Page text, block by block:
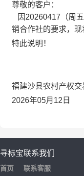
尊敬的客户 ：
因20260417（周
销合作社的要求，
特此说明！
福建沙县农村产权交
2026年05月12日
寻标宝
首页
联系我们
联系客服